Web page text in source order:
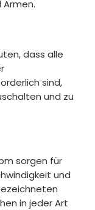
dass alle
sind,
und zu
sorgen für
und
in jeder Art